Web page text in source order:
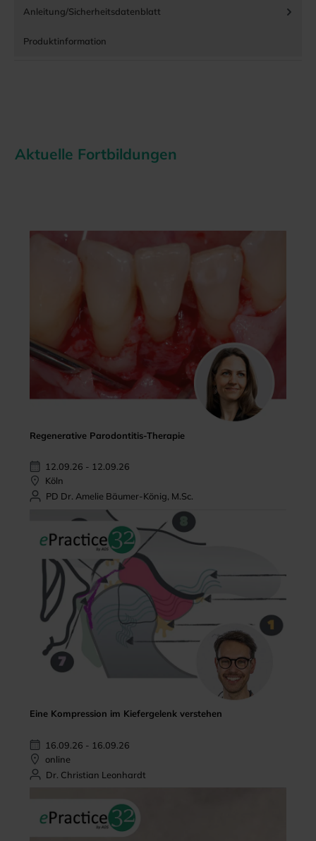
Anleitung/Sicherheitsdatenblatt
Produktinformation
Aktuelle Fortbildungen
Regenerative Parodontitis-Therapie
12.09.26 - 12.09.26
Köln
PD Dr. Amelie Bäumer-König, M.Sc.
Eine Kompression im Kiefergelenk verstehen
16.09.26 - 16.09.26
online
Dr. Christian Leonhardt